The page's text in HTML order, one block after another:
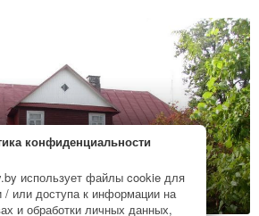
конфиденциальности
использует файлы cookie для
/ или доступа к информации на
и обработки личных данных,